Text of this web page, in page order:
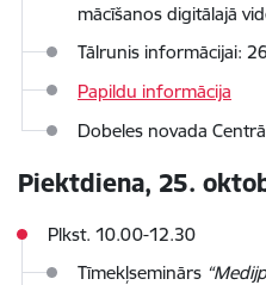
mācīšanos digitālajā
Tālrunis informācijai:
Papildu informācija
Dobeles novada
Piektdiena, 25.
Plkst. 10.00-12.30
Tīmekļseminārs